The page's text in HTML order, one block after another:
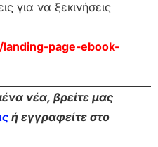
για να ξεκινήσεις
page-ebook-
νέα, βρείτε μας
ή εγγραφείτε στο